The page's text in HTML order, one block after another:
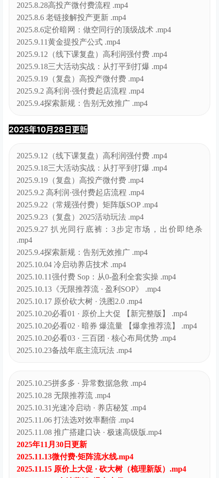
2025.8.28高投产微付费流程 .mp4
2025.8.6 老链接解投产更新 .mp4
2025.8.6定价暗网：做空同行的顶级战术 .mp4
2025.9.11黄金提投产公式 .mp4
2025.9.12（线下课复盘）高利润强付费 .mp4
2025.9.18三大活动实战：从打平到打爆 .mp4
2025.9.19（复盘）高投产微付费 .mp4
2025.9.2 高利润·强付费起店流程 .mp4
2025.9.4探索新规：告别无效推广 .mp4
2025年10月28日更新
2025.9.12（线下课复盘）高利润强付费 .mp4
2025.9.18三大活动实战：从打平到打爆 .mp4
2025.9.19（复盘）高投产微付费 .mp4
2025.9.2 高利润·强付费起店流程 .mp4
2025.9.22（常规强付费）矩阵版SOP .mp4
2025.9.23（复盘）2025活动玩法 .mp4
2025.9.27 扒光同行底裤：3步定市场，出价即绝杀
.mp4
2025.9.4探索新规：告别无效推广 .mp4
2025.10.04 冷启动养店技术 .mp4
2025.10.11强付费 Sop：从0-盈利全套实操 .mp4
2025.10.13《无限推荐流 · 盈利SOP》 .mp4
2025.10.17 原价砍大树 · 洗图2.0 .mp4
2025.10.20必看01 · 原价上大促 【新完整版】 .mp4
2025.10.20必看02 · 暗券 爆流量 【爆拿推荐流】 .mp4
2025.10.20必看03 · 三百团 · 核心布局优势 .mp4
2025.10.23备战年底主流玩法 .mp4
2025.10.25拼多多 · 异常数据急救 .mp4
2025.10.28 无限推荐流 .mp4
2025.10.31光速冷启动 · 养店秘笈 .mp4
2025.11.06 打法选对效率翻倍 .mp4
2025.11.08 推广搭建口诀 · 极速高级版.mp4
2025年11月30日更新
2025.11.13微付费·矩阵流水线.mp4
2025.11.15 原价上大促 · 砍大树（梳理新版）.mp4